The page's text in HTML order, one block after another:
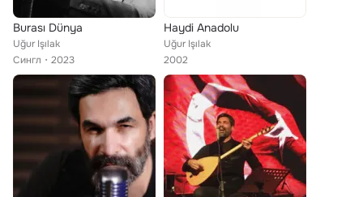
Burası Dünya
Uğur Işılak
Сингл
2023
Haydi Anadolu
Uğur Işılak
2002